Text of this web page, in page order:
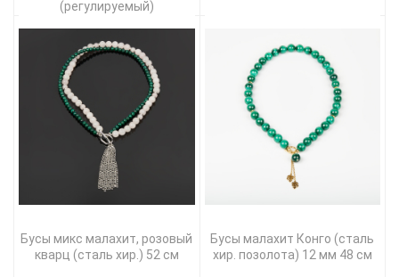
(регулируемый)
Бусы микс малахит, розовый
кварц (сталь хир.) 52 см
Бусы малахит Конго (сталь
хир. позолота) 12 мм 48 см